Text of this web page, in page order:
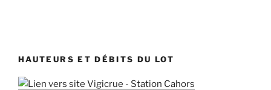
HAUTEURS ET DÉBITS DU LOT